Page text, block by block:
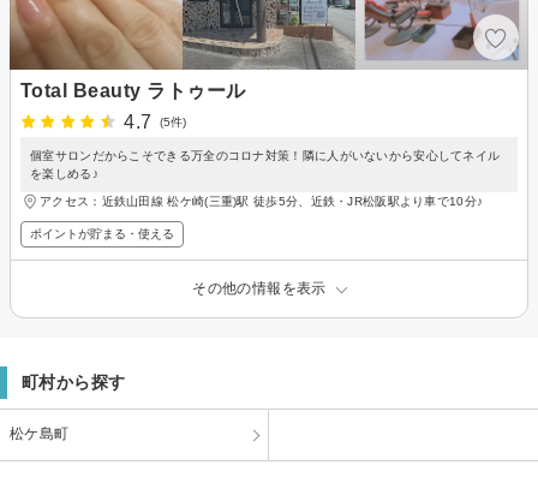
Total Beauty ラトゥール
4.7
(5件)
個室サロンだからこそできる万全のコロナ対策！隣に人がいないから安心してネイル
を楽しめる♪
アクセス：近鉄山田線 松ケ崎(三重)駅 徒歩5分、近鉄・JR松阪駅より車で10分♪
ポイントが貯まる・使える
その他の情報を表示
町村から探す
松ケ島町